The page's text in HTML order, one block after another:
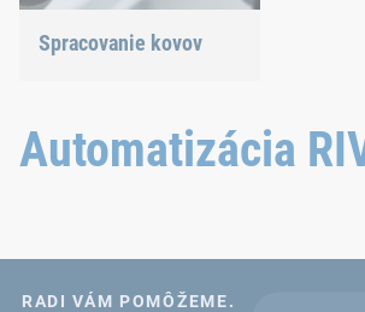
Spracovanie kovov
technológiu.
Automatizácia
RADI VÁM POMÔŽEME.